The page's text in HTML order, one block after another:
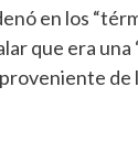
en los
que era una
de